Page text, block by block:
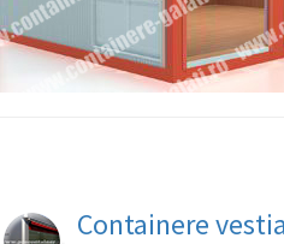
Containere